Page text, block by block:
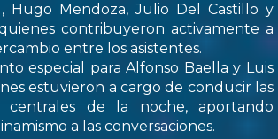
Hugo Mendoza, Julio Del Castillo y
contribuyeron activamente a
entre los asistentes.
especial para Alfonso Baella y Luis
estuvieron a cargo de conducir las
centrales de la noche, aportando
a las conversaciones.